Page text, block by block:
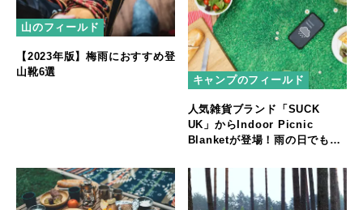
山のフィールド
【2023年版】梅雨におすすめ登
山靴6選
キャンプのフィールド
人気雑貨ブランド「SUCK
UK」からIndoor Picnic
Blanketが登場！雨の日でも安
わおう